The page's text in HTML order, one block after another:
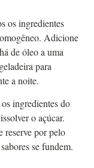
os ingredientes
Adicione
de óleo a uma
para
a noite.
ingredientes do
o açúcar.
reserve por pelo
se fundem.